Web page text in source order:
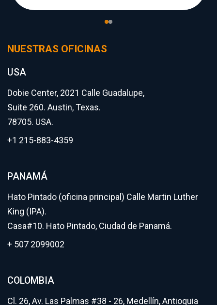
NUESTRAS OFICINAS
USA
Dobie Center, 2021 Calle Guadalupe,
Suite 260. Austin, Texas.
78705. USA.
+1 215-883-4359
PANAMÁ
Hato Pintado (oficina principal) Calle Martin Luther
King (IPA).
Casa#10. Hato Pintado, Ciudad de Panamá.
+ 507 2099002
COLOMBIA
Cl. 26, Av. Las Palmas #38 - 26, Medellín, Antioquia